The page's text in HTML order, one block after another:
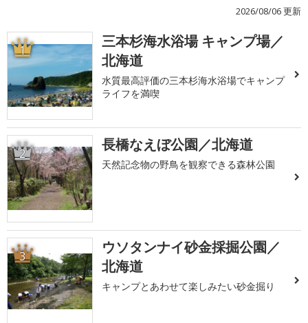
2026/08/06 更新
1
三本杉海水浴場 キャンプ場／
北海道
水質最高評価の三本杉海水浴場でキャンプ
ライフを満喫
2 長橋なえぼ公園／北海道
天然記念物の野鳥を観察できる森林公園
3
ウソタンナイ砂金採掘公園／
北海道
キャンプとあわせて楽しみたい砂金掘り